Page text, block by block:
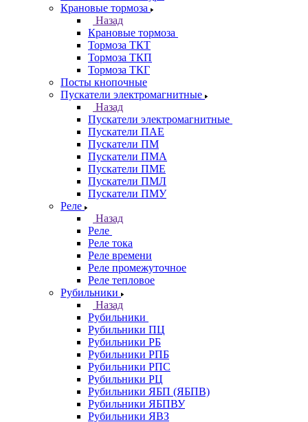
Крановые тормоза
Назад
Крановые тормоза
Тормоза ТКТ
Тормоза ТКП
Тормоза ТКГ
Посты кнопочные
Пускатели электромагнитные
Назад
Пускатели электромагнитные
Пускатели ПАЕ
Пускатели ПМ
Пускатели ПМА
Пускатели ПМЕ
Пускатели ПМЛ
Пускатели ПМУ
Реле
Назад
Реле
Реле тока
Реле времени
Реле промежуточное
Реле тепловое
Рубильники
Назад
Рубильники
Рубильники ПЦ
Рубильники РБ
Рубильники РПБ
Рубильники РПС
Рубильники РЦ
Рубильники ЯБП (ЯБПВ)
Рубильники ЯБПВУ
Рубильники ЯВЗ